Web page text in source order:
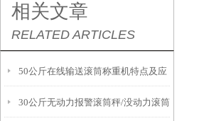
相关文章
RELATED ARTICLES
50公斤在线输送滚筒称重机特点及应
用原理
30公斤无动力报警滚筒秤/没动力滚筒